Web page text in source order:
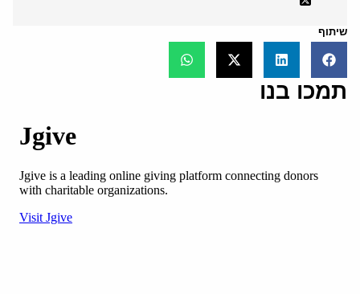
שיתוף
תמכו בנו